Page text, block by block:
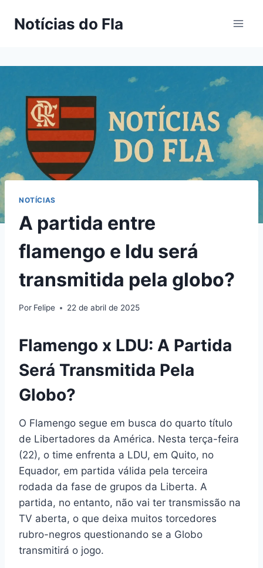
paraNotícias do Fla
NOTÍCIAS
A partida entre
flamengo e ldu será
transmitida pela globo?
Por Felipe 22 de abril de 2025
Flamengo x LDU: A Partida
Será Transmitida Pela
Globo?
O Flamengo segue em busca do quarto título
de Libertadores da América. Nesta terça-feira
(22), o time enfrenta a LDU, em Quito, no
Equador, em partida válida pela terceira
rodada da fase de grupos da Liberta. A
partida, no entanto, não vai ter transmissão na
TV aberta, o que deixa muitos torcedores
rubro-negros questionando se a Globo
transmitirá o jogo.